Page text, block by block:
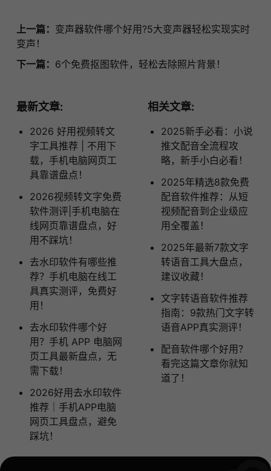
上一篇： 变声器软件哪个好用?5大变声器轻松实现实时
变声！
下一篇： 6个免费抠图软件，轻松去除照片背景！
最新文章:
2026 好用视频转文
字工具推荐 | 不用下
载，手机电脑网页工
具靠谱盘点！
2026视频转文字免费
软件测评|手机电脑在
线网页靠谱盘点，好
用不踩坑！
去水印软件有哪些推
荐？手机电脑在线工
具真实测评，免费好
用！
去水印软件哪个好
用？手机 APP 电脑网
页工具最新盘点，无
需下载！
2026好用去水印软件
推荐｜手机APP电脑
网页工具盘点，避免
踩坑！
相关文章:
2025新手必看：小说
推文配音全流程攻
略，新手小白必看！
2025年精选8款免费
配音软件推荐：从短
视频配音到企业级应
用全覆盖！
2025年最新7款文字
转语音工具大盘点，
建议收藏！
文字转语音软件推荐
指南：9款热门文字转
语音APP真实测评！
配音软件哪个好用？
看完这篇文章你就知
道了！